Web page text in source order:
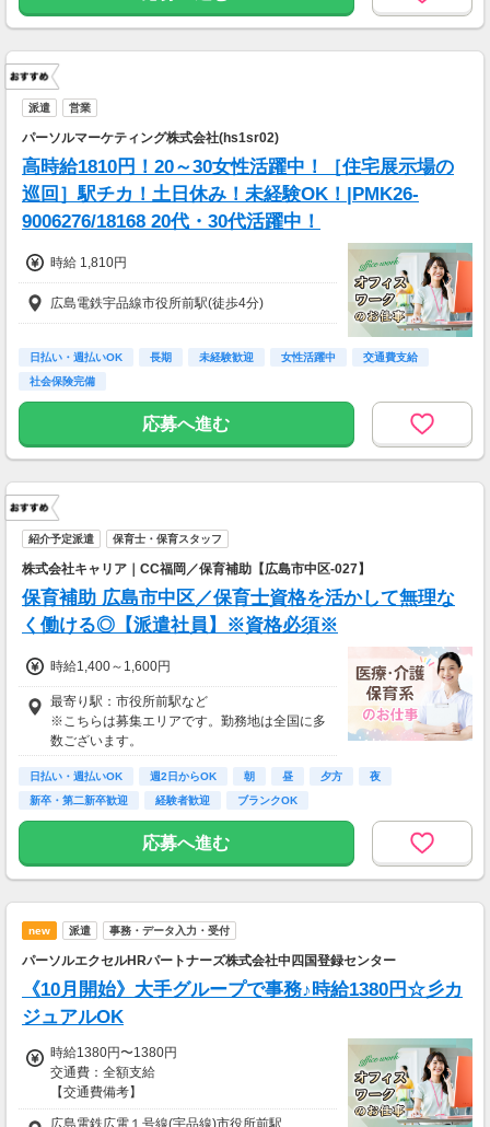
派遣 営業
パーソルマーケティング株式会社(hs1sr02)
高時給1810円！20～30女性活躍中！［住宅展示場の
巡回］駅チカ！土日休み！未経験OK！|PMK26-
9006276/18168 20代・30代活躍中！
時給 1,810円
広島電鉄宇品線市役所前駅(徒歩4分)
日払い・週払いOK 長期 未経験歓迎 女性活躍中
交通費支給
社会保険完備
応募へ進む
紹介予定派遣 保育士・保育スタッフ
株式会社キャリア｜CC福岡／保育補助【広島市中区-027】
保育補助 広島市中区／保育士資格を活かして無理な
く働ける◎【派遣社員】※資格必須※
時給1,400～1,600円
最寄り駅：市役所前駅など
※こちらは募集エリアです。勤務地は全国に多
数ございます。
日払い・週払いOK 週2日からOK 朝 昼 夕方
夜
新卒・第二新卒歓迎
経験者歓迎 ブランクOK
応募へ進む
new 派遣 事務・データ入力・受付
パーソルエクセルHRパートナーズ株式会社中四国登録センター
《10月開始》大手グループで事務♪時給1380円☆彡カ
ジュアルOK
時給1380円〜1380円
交通費：全額支給
【交通費備考】
※当社規定あり
広島電鉄広電１号線(宇品線)市役所前駅